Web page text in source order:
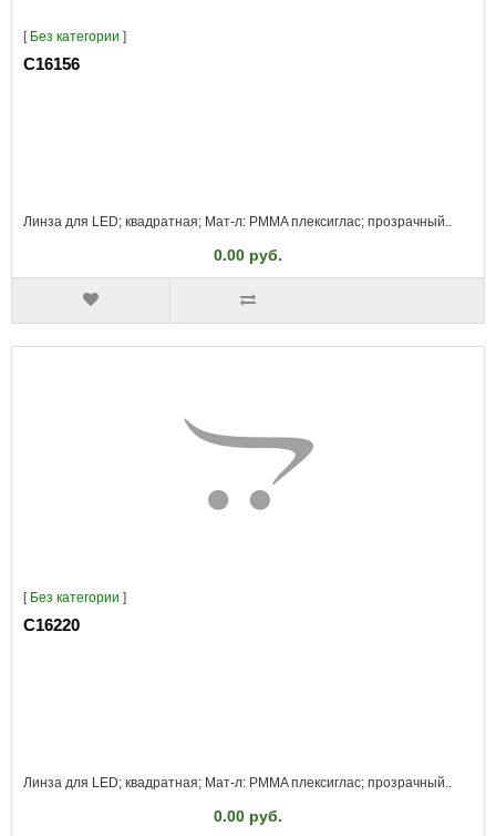
[ Без категории ]
C16156
Линза для LED; квадратная; Мат-л: PMMA плексиглас; прозрачный..
0.00 руб.
[ Без категории ]
C16220
Линза для LED; квадратная; Мат-л: PMMA плексиглас; прозрачный..
0.00 руб.